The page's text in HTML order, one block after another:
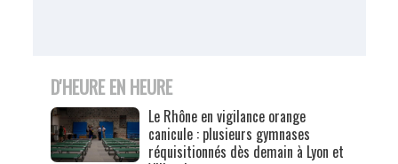
D'HEURE EN HEURE
Le Rhône en vigilance orange
canicule : plusieurs gymnases
réquisitionnés dès demain à Lyon et